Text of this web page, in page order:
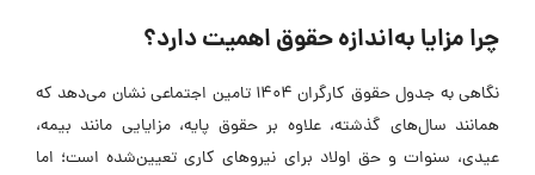
چرا مزایا به‌اندازه حقوق اهمیت دارد؟
نگاهی به جدول حقوق کارگران 1404 تامین اجتماعی نشان می‌دهد که
همانند سال‌های گذشته، علاوه بر حقوق پایه، مزایایی مانند بیمه،
عیدی، سنوات و حق اولاد برای نیروهای کاری تعیین‌شده است؛ اما